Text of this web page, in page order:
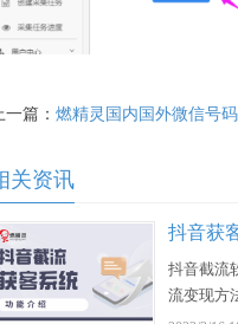
一篇： 燃精灵国内国外微信号
关资讯
抖音获
抖音截流
流变现方